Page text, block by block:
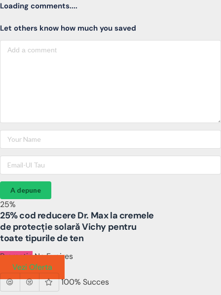
Loading comments....
Let others know how much you saved
A depune
25%
25% cod reducere Dr. Max la cremele
de protecție solară Vichy pentru
toate tipurile de ten
PromotieNo Expires
Vezi Oferta
100% Succes